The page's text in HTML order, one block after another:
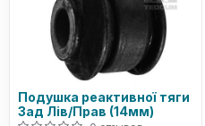
Подушка реактивної тяги
Зад Лів/Прав (14мм)